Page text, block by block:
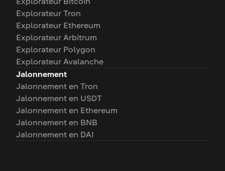
Explorateur Tron
Explorateur Ethereum
Explorateur Arbitrum
Explorateur Polygon
Explorateur Avalanche
Jalonnement
Jalonnement en Tron
Jalonnement en USDT
Jalonnement en Ethereum
Jalonnement en BNB
Jalonnement en DAI